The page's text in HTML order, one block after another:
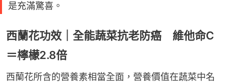
是充滿驚喜。
西蘭花功效｜全能蔬菜抗老防癌 維他命C
＝檸檬2.8倍
西蘭花所含的營養素相當全面，營養價值在蔬菜中名